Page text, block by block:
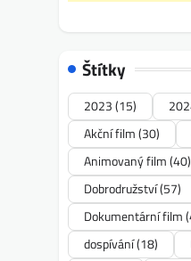
Štítky
2023(15)
Akční film(30)
Animovaný film(40)
Dobrodružství(57)
Dokumentární film
dospívání(18)